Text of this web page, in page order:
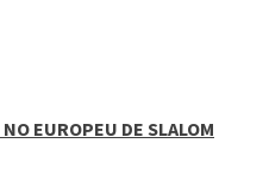
EUROPEU DE SLALOM